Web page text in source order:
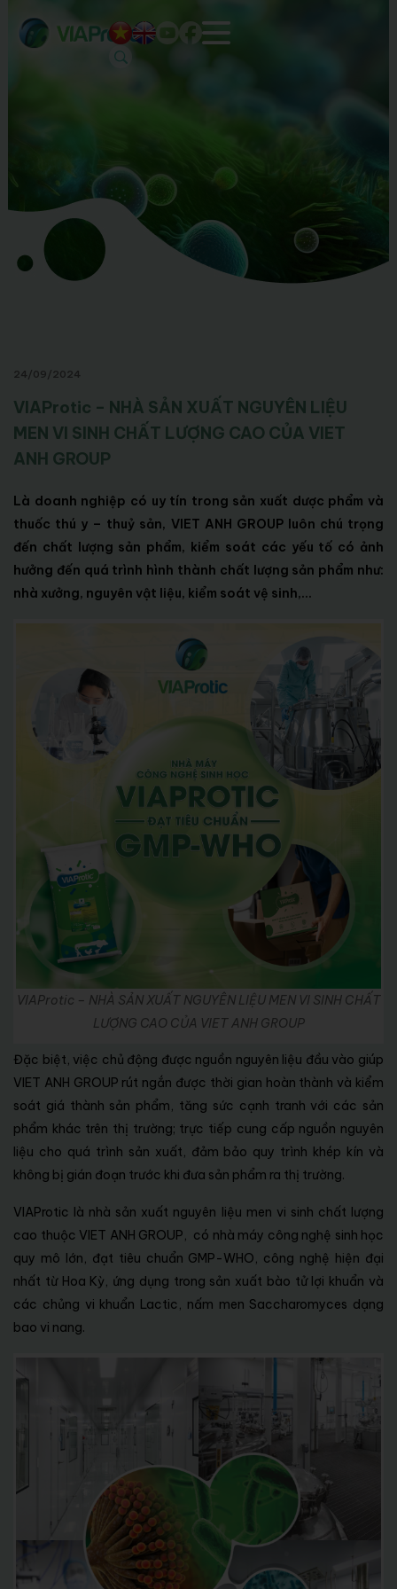
24/09/2024
VIAProtic – NHÀ SẢN XUẤT NGUYÊN LIỆU
MEN VI SINH CHẤT LƯỢNG CAO CỦA VIET
ANH GROUP
Là doanh nghiệp có uy tín trong sản xuất dược phẩm và
thuốc thú y – thuỷ sản, VIET ANH GROUP luôn chú trọng
đến chất lượng sản phẩm, kiểm soát các yếu tố có ảnh
hưởng đến quá trình hình thành chất lượng sản phẩm như:
nhà xưởng, nguyên vật liệu, kiểm soát vệ sinh,…
VIAProtic – NHÀ SẢN XUẤT NGUYÊN LIỆU MEN VI SINH CHẤT
LƯỢNG CAO CỦA VIET ANH GROUP
Đặc biệt, việc chủ động được nguồn nguyên liệu đầu vào giúp
VIET ANH GROUP rút ngắn được thời gian hoàn thành và kiểm
soát giá thành sản phẩm, tăng sức cạnh tranh với các sản
phẩm khác trên thị trường; trực tiếp cung cấp nguồn nguyên
liệu cho quá trình sản xuất, đảm bảo quy trình khép kín và
không bị gián đoạn trước khi đưa sản phẩm ra thị trường.
VIAProtic là nhà sản xuất nguyên liệu men vi sinh chất lượng
cao thuộc VIET ANH GROUP, có nhà máy công nghệ sinh học
quy mô lớn, đạt tiêu chuẩn GMP-WHO, công nghệ hiện đại
nhất từ Hoa Kỳ, ứng dụng trong sản xuất bào tử lợi khuẩn và
các chủng vi khuẩn Lactic, nấm men Saccharomyces dạng
bao vi nang.